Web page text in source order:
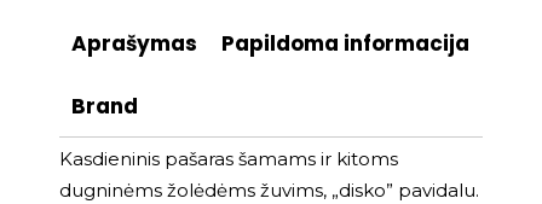
Aprašymas Papildoma informacija
Brand
Kasdieninis pašaras šamams ir kitoms
dugninėms žolėdėms žuvims, „disko” pavidalu.